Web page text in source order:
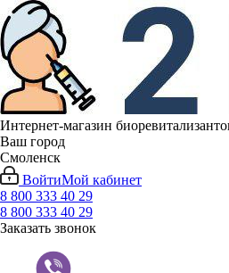
Интернет-магазин
Ваш город
Смоленск
ВойтиМой кабинет
8 800 333 40 29
8 800 333 40 29
Заказать звонок